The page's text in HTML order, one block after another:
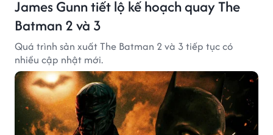
James Gunn tiết lộ kế hoạch quay The
Batman 2 và 3
Quá trình sản xuất The Batman 2 và 3 tiếp tục có
nhiều cập nhật mới.